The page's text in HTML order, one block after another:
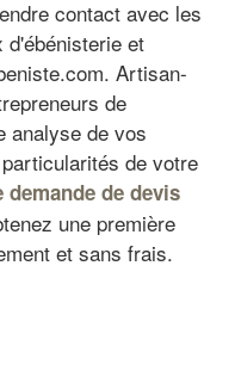
contact avec les
et
Artisan-
de
analyse de vos
de votre
de devis
une première
et sans frais.